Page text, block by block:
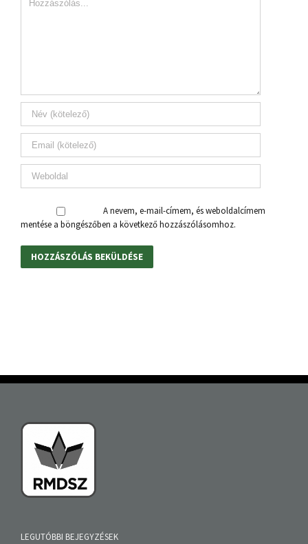
A nevem, e-mail-címem, és weboldalcímem
mentése a böngészőben a következő hozzászólásomhoz.
LEGUTÓBBI BEJEGYZÉSEK